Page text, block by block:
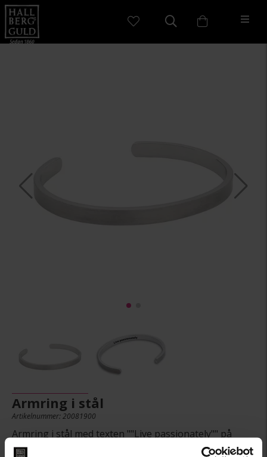
Armring i stål
Artikelnummer: 20081900
Armring i stål med texten ""Live passionately"" på
insidan.